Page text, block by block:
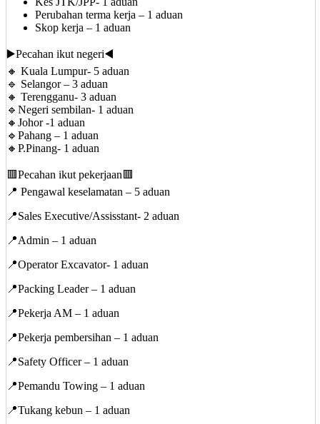
Perubahan terma kerja – 1 aduan
Skop kerja – 1 aduan
▶️Pecahan ikut negeri◀️
‌🔸 Kuala Lumpur- 5 aduan
🔹 Selangor – 3 aduan
🔸 Terengganu- 3 aduan
🔹Negeri sembilan- 1 aduan
🔸Johor -1 aduan
🔹Pahang – 1 aduan
🔸P.Pinang- 1 aduan
🟥Pecahan ikut pekerjaan🟥
📍 Pengawal keselamatan – 5 aduan
📍Sales Executive/Assisstant- 2 aduan
📍Admin – 1 aduan
📍Operator Excavator- 1 aduan
📍Packing Leader – 1 aduan
📍Pekerja AM – 1 aduan
📍Pekerja pembersihan – 1 aduan
📍Safety Officer – 1 aduan
📍Pemandu Towing – 1 aduan
📍Tukang kebun – 1 aduan